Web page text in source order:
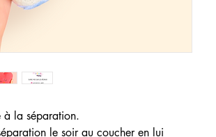
à la séparation.
le soir au coucher en lui